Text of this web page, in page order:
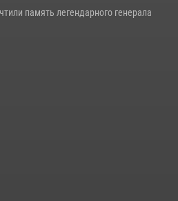
память легендарного генерала